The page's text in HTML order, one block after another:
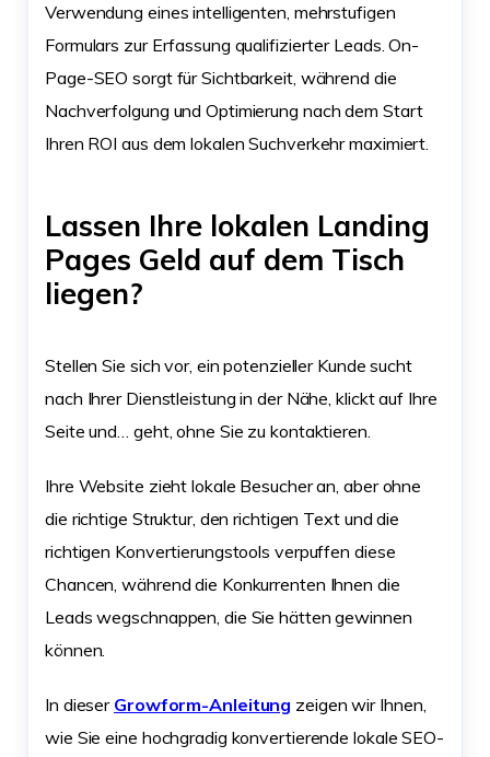
Verwendung eines intelligenten, mehrstufigen
Formulars zur Erfassung qualifizierter Leads. On-
Page-SEO sorgt für Sichtbarkeit, während die
Nachverfolgung und Optimierung nach dem Start
Ihren ROI aus dem lokalen Suchverkehr maximiert.
Lassen Ihre lokalen Landing
Pages Geld auf dem Tisch
liegen?
Stellen Sie sich vor, ein potenzieller Kunde sucht
nach Ihrer Dienstleistung in der Nähe, klickt auf Ihre
Seite und… geht, ohne Sie zu kontaktieren.
Ihre Website zieht lokale Besucher an, aber ohne
die richtige Struktur, den richtigen Text und die
richtigen Konvertierungstools verpuffen diese
Chancen, während die Konkurrenten Ihnen die
Leads wegschnappen, die Sie hätten gewinnen
können.
In dieser Growform-Anleitung zeigen wir Ihnen,
wie Sie eine hochgradig konvertierende lokale SEO-